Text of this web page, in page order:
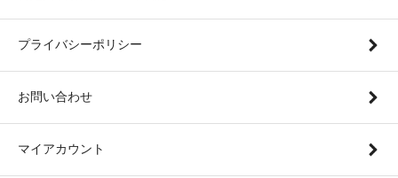
プライバシーポリシー
お問い合わせ
マイアカウント